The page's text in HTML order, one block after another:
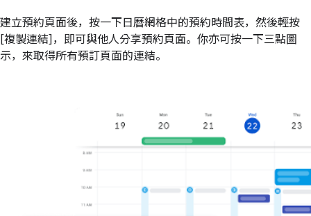
建立預約頁面後，按一下日曆網格中的預約時間表，然後輕按
[複製連結]，即可與他人分享預約頁面。你亦可按一下三點圖
示，來取得所有預訂頁面的連結。